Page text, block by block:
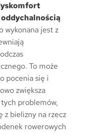
wykonana jest z
To może
pocenia się i
zwiększa
problemów,
z bielizny na rzecz
rowerowych